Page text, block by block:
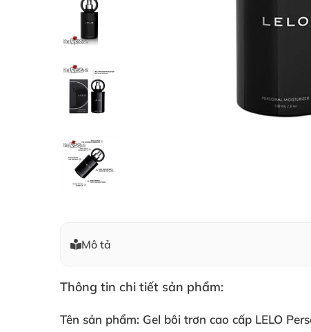
Mô tả
Thông tin chi tiết sản phẩm:
Tên sản phẩm: Gel bôi trơn cao cấp LELO